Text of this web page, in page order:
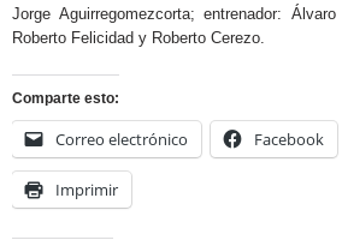
Jorge Aguirregomezcorta; entrenador:
Roberto Felicidad y Roberto Cerezo.
Comparte esto:
Correo electrónico Facebook
Imprimir